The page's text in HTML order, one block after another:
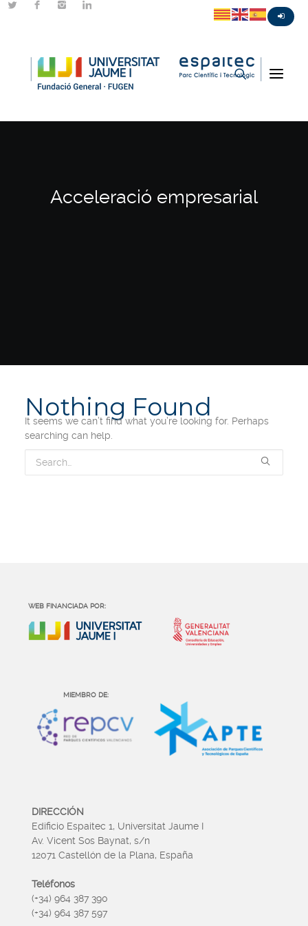
Acceleració empresarial
Nothing Found
It seems we can’t find what you’re looking for. Perhaps
searching can help.
WEB FINANCIADA POR:
MIEMBRO DE:
DIRECCIÓN
Edificio Espaitec 1, Universitat Jaume I
Av. Vicent Sos Baynat, s/n
12071 Castellón de la Plana, España
Teléfonos
(+34) 964 387 390
(+34) 964 387 597